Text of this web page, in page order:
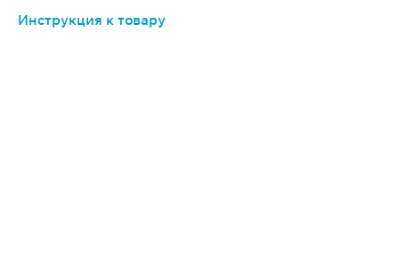
Инструкция к товару